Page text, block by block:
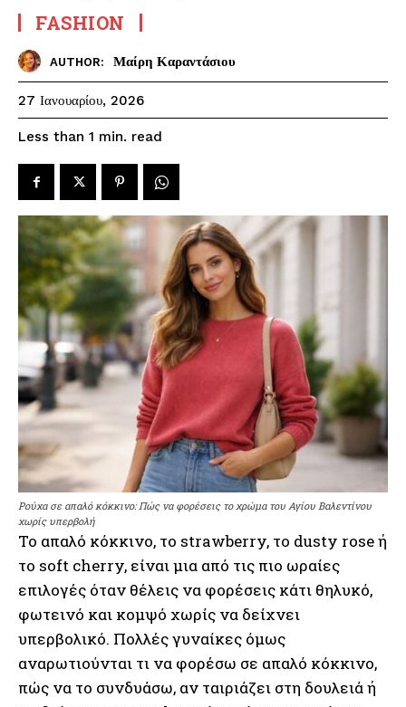
FASHION
AUTHOR: Μαίρη Καραντάσιου
27 Ιανουαρίου, 2026
Less than 1 min. read
Ρούχα σε απαλό κόκκινο: Πώς να φορέσεις το χρώμα του Αγίου Βαλεντίνου
χωρίς υπερβολή
Το απαλό κόκκινο, το strawberry, το dusty rose ή
το soft cherry, είναι μια από τις πιο ωραίες
επιλογές όταν θέλεις να φορέσεις κάτι θηλυκό,
φωτεινό και κομψό χωρίς να δείχνει
υπερβολικό. Πολλές γυναίκες όμως
αναρωτιούνται τι να φορέσω σε απαλό κόκκινο,
πώς να το συνδυάσω, αν ταιριάζει στη δουλειά ή